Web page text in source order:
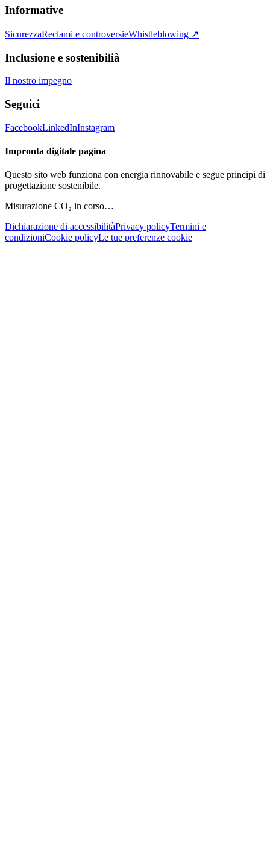
Informative
SicurezzaReclami e controversieWhistleblowing ↗
Inclusione e sostenibilià
Il nostro impegno
Seguici
FacebookLinkedInInstagram
Impronta digitale pagina
Questo sito web funziona con energia rinnovabile e segue principi di
progettazione sostenibile.
Misurazione CO₂ in corso…
Dichiarazione di accessibilitàPrivacy policyTermini e
condizioniCookie policyLe tue preferenze cookie